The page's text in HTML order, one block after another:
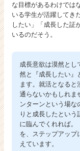
な目標があるわけでは
いる学生が活躍してき
したい」「成長した証
いるのだそう。
成長意欲は漠然とし
然と『成長したい』
ます。就活となる
通らないかもしれま
ンターンという場な
りと成長したとい
に臨んでくれれば。
を、ステップアップ
えています。